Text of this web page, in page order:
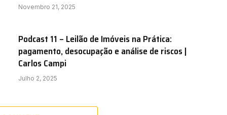
Novembro 21, 2025
Podcast 11 – Leilão de Imóveis na Prática:
pagamento, desocupação e análise de riscos |
Carlos Campi
Julho 2, 2025